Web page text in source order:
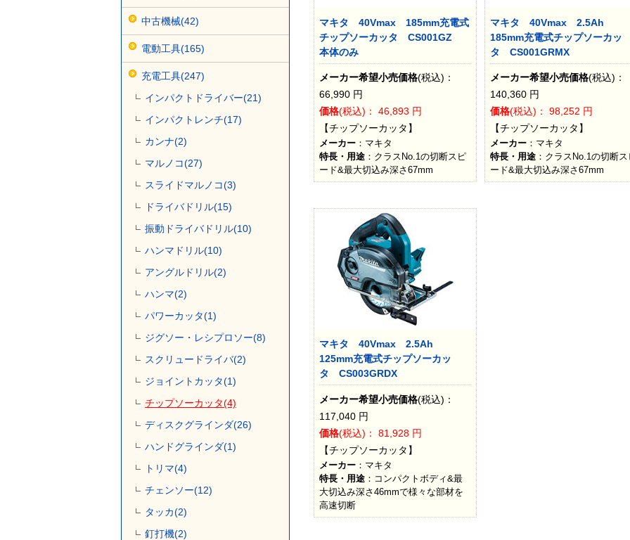
マキタ 40Vmax 185mm充電式
チップソーカッタ CS001GZ
本体のみ
メーカー希望小売価格(税込)：
66,990円
価格(税込)： 46,893 円
【チップソーカッタ】
メーカー：マキタ
特長・用途：クラスNo.1の切断スピ
ード&最大切込み深さ67mm
マキタ 40Vmax 2.5Ah
185mm充電式チップソーカッ
タ CS001GRMX
メーカー希望小売価格(税込)：
140,360 円
価格(税込)：98,252 円
【チップソーカッタ】
メーカー ：マキタ
特長・用途 ：クラスNo.1の切断ス
ード&最大切込み深さ67mm
マキタ 40Vmax 2.5Ah
125mm充電式チップソーカッ
タ CS003GRDX
メーカー希望小売価格(税込)：
117,040円
価格(税込)： 81,928円
【チップソーカッタ】
メーカー：マキタ
特長・用途：コンパクトボディ&最
大切込み深さ46mmで様々な部材を
高速切断
中古機械(42)
電動工具(165)
充電工具(247)
インパクトドライバー(21)
インパクトレンチ(17)
カンナ(2)
マルノコ(27)
スライドマルノコ(3)
ドライバドリル(15)
振動ドライバドリル(10)
ハンマドリル(10)
アングルドリル(2)
ハンマ(2)
パワーカッタ(1)
ジグソー・レシプロソー(8)
スクリュードライバ(2)
ジョイントカッタ(1)
チップソーカッタ(4)
ディスクグラインダ(26)
ハンドグラインダ(1)
トリマ(4)
チェンソー(12)
タッカ(2)
釘打機(2)